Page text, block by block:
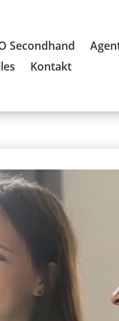
Secondhand
Kontakt